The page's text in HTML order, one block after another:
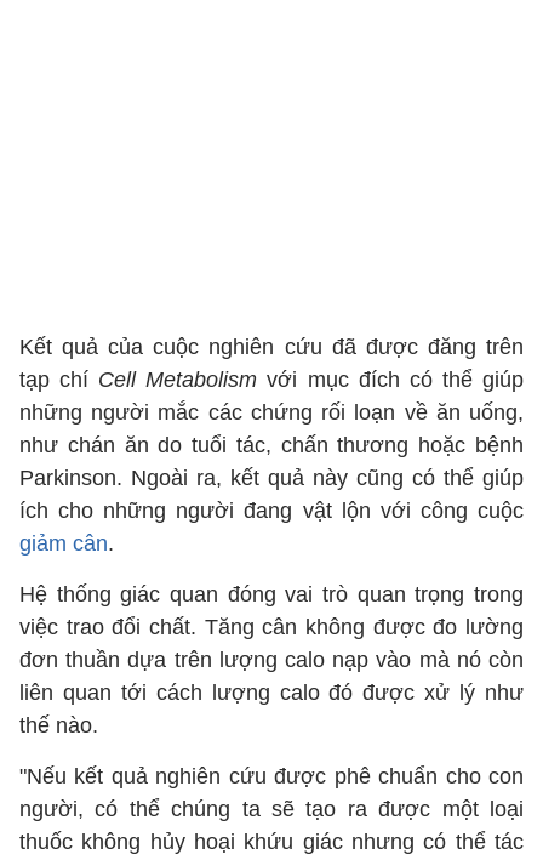
Kết quả của cuộc nghiên cứu đã được đăng trên
tạp chí Cell Metabolismvới mục đích có thể giúp
những người mắc các chứng rối loạn về ăn uống,
như chán ăn do tuổi tác, chấn thương hoặc bệnh
Parkinson. Ngoài ra, kết quả này cũng có thể giúp
ích cho những người đang vật lộn với công cuộc
giảm cân.
Hệ thống giác quan đóng vai trò quan trọng trong
việc trao đổi chất. Tăng cân không được đo lường
đơn thuần dựa trên lượng calo nạp vào mà nó còn
liên quan tới cách lượng calo đó được xử lý như
thế nào.
"Nếu kết quả nghiên cứu được phê chuẩn cho con
người, có thể chúng ta sẽ tạo ra được một loại
thuốc không hủy hoại khứu giác nhưng có thể tác